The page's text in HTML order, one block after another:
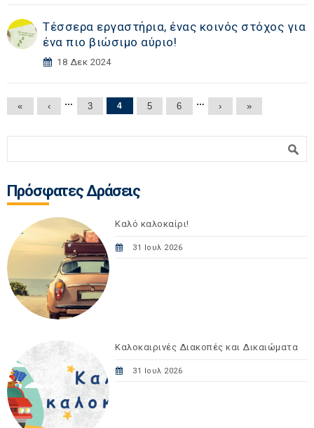
Τέσσερα εργαστήρια, ένας κοινός στόχος για
ένα πιο βιώσιμο αύριο!
18 Δεκ 2024
Σελίδες
« ‹ … 3 4 5 6 … › »
Πρόσφατες Δράσεις
Καλό καλοκαίρι!
31 Ιουλ 2026
Καλοκαιρινές Διακοπές και Δικαιώματα
31 Ιουλ 2026